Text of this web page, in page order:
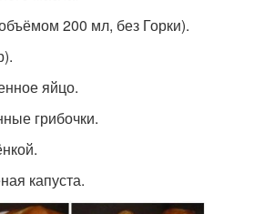
200 мл, без Горки).
яйцо.
грибочки.
капуста.